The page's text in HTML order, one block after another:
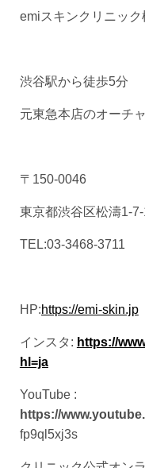
emiスキンクリニック
渋谷駅から徒歩5分
元東急本店のオーチ
〒150-0046
東京都渋谷区松濤1-
TEL:03-3468-3711
HP:https://emi-skin.jp
インスタ: https://
hl=ja
YouTube :
https://
fp9ql5xj3s